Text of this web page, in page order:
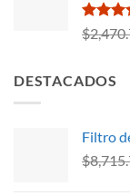
con
$
DESTACADOS
Filtro
$